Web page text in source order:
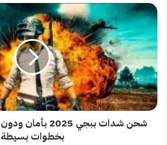
شحن
شدات
ببجي
2025
بأمان
ودون
حظر
عبر
Midasbuy
بخطوات
بخطوات بسيطة